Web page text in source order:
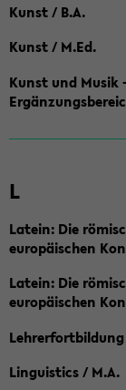
Kunst / B.A.
Kunst / M.Ed.
Kunst und Musik
L
Latein: Die
europäischen
Latein: Die
europäischen
Lehrerfortbildung
Linguistics / M.A.